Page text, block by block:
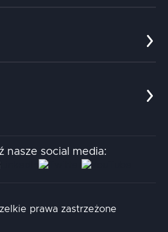
nasze social media:
prawa zastrzeżone